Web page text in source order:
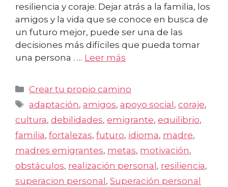
resiliencia y coraje. Dejar atrás a la familia, los
amigos y la vida que se conoce en busca de
un futuro mejor, puede ser una de las
decisiones más difíciles que pueda tomar
una persona . … Leer más
Categorías
Crear tu propio camino
Etiquetas
adaptación,amigos,apoyo social ,coraje,
cultura, debilidades, emigrante, equilibrio,
familia, fortalezas, futuro, idioma, madre,
madres emigrantes, metas, motivación,
obstáculos, realización personal , resiliencia,
superacion personal , Superación personal